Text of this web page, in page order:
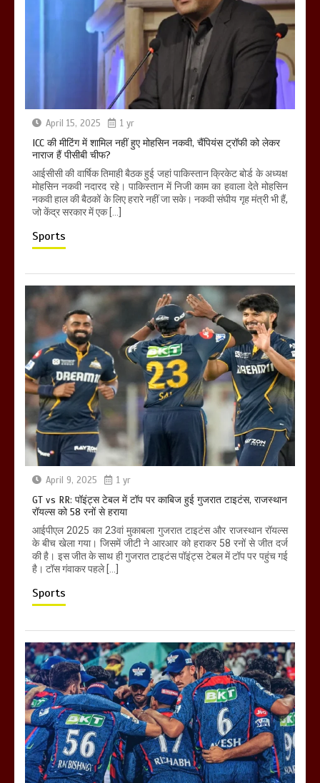
April 15, 2025 1 yr
ICC की मीटिंग में शामिल नहीं हुए मोहसिन नकवी, चैंपियंस ट्रॉफी को लेकर
नाराज हैं पीसीबी चीफ?
आईसीसी की वार्षिक तिमाही बैठक हुई जहां पाकिस्तान क्रिकेट बोर्ड के अध्यक्ष
मोहसिन नकवी नदारद रहे। पाकिस्तान में निजी काम का हवाला देते मोहसिन
नकवी हाल की बैठकों के लिए हरारे नहीं जा सके। नकवी संघीय गृह मंत्री भी हैं,
जो केंद्र सरकार में एक […]
Sports
April 9, 2025 1 yr
GT vs RR: पॉइंट्स टेबल में टॉप पर काबिज हुई गुजरात टाइटंस, राजस्थान
रॉयल्स को 58 रनों से हराया
आईपीएल 2025 का 23वां मुकाबला गुजरात टाइटंस और राजस्थान रॉयल्स
के बीच खेला गया। जिसमें जीटी ने आरआर को हराकर 58 रनों से जीत दर्ज
की है। इस जीत के साथ ही गुजरात टाइटंस पॉइंट्स टेबल में टॉप पर पहुंच गई
है। टॉस गंवाकर पहले […]
Sports